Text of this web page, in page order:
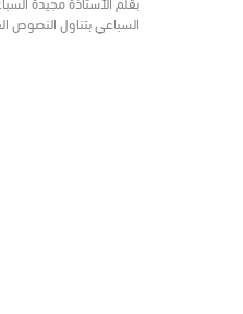
السباعي بتناول النصوص